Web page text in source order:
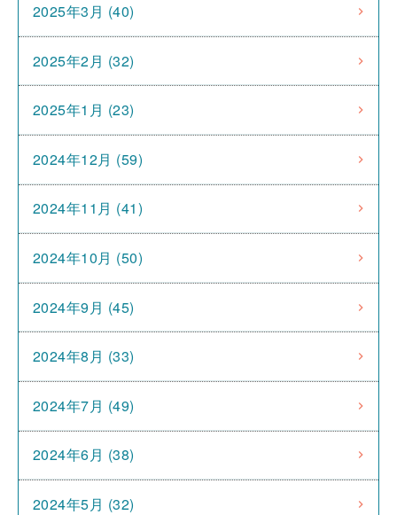
2025年3月 (40)
2025年2月 (32)
2025年1月 (23)
2024年12月 (59)
2024年11月 (41)
2024年10月 (50)
2024年9月 (45)
2024年8月 (33)
2024年7月 (49)
2024年6月 (38)
2024年5月 (32)